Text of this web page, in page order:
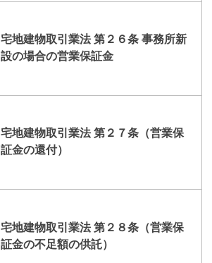
宅地建物取引業法 第２６条 事務所新
設の場合の営業保証金
宅地建物取引業法 第２７条（営業保
証金の還付）
宅地建物取引業法 第２８条（営業保
証金の不足額の供託）